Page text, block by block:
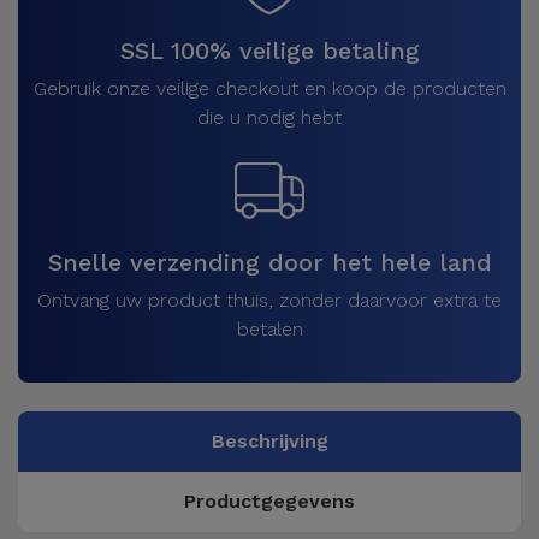
SSL 100% veilige betaling
Gebruik onze veilige checkout en koop de producten
die u nodig hebt
Snelle verzending door het hele land
Ontvang uw product thuis, zonder daarvoor extra te
betalen
Beschrijving
Productgegevens